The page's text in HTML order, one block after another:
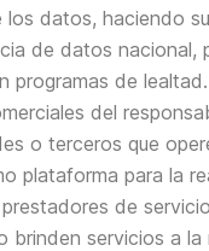
los datos, haciendo
de datos
programas de lealtad.
del
o terceros que
plataforma para la
de
brinden servicios a